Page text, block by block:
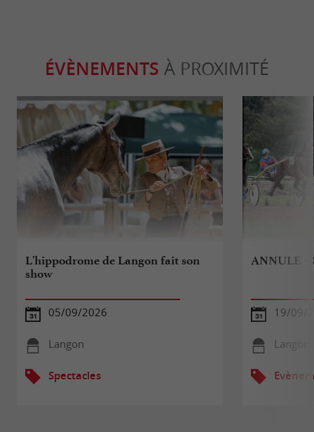
ÉVÈNEMENTS À PROXIMITÉ
L'hippodrome de Langon fait son
show
05/09/2026
Langon
Spectacles
ANNULE -
19/09/
Langon